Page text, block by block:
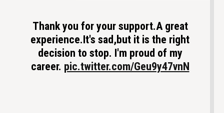
Thank you for your support.A great
experience.It's sad,but it is the right
decision to stop. I'm proud of my
career. pic.twitter.com/Geu9y47vnN